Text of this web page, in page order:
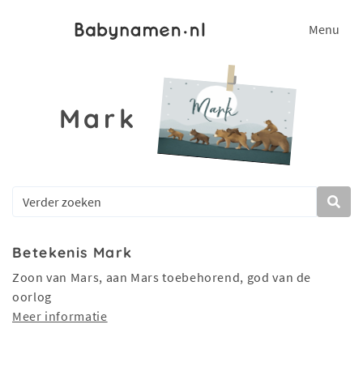
Menu
Mark
Betekenis Mark
Zoon van Mars, aan Mars toebehorend, god van de
oorlog
Meer informatie